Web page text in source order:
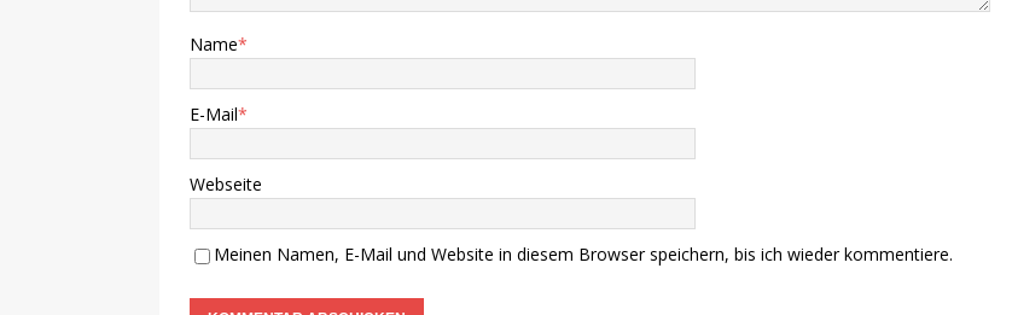
Name*
E-Mail*
Webseite
Meinen Namen, E-Mail und Website in diesem Browser speichern, bis ich wieder kommentiere.